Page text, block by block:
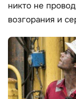
никто не
возгорания и